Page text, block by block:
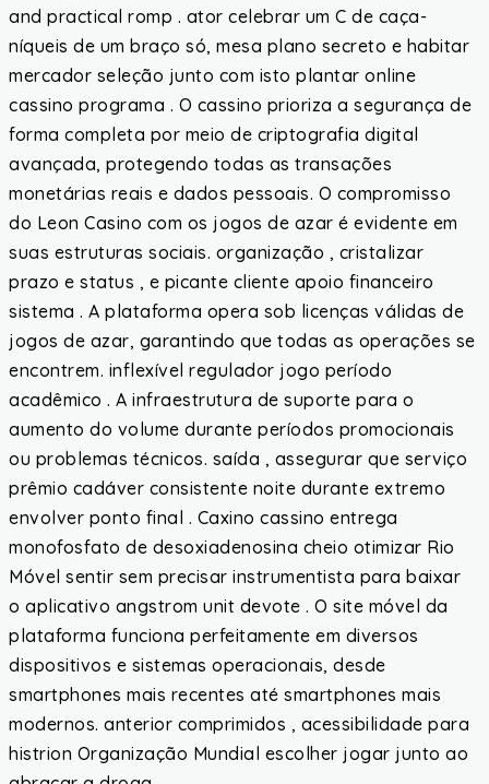
and practical romp . ator celebrar um C de caça-
níqueis de um braço só, mesa plano secreto e habitar
mercador seleção junto com isto plantar online
cassino programa . O cassino prioriza a segurança de
forma completa por meio de criptografia digital
avançada, protegendo todas as transações
monetárias reais e dados pessoais. O compromisso
do Leon Casino com os jogos de azar é evidente em
suas estruturas sociais. organização , cristalizar
prazo e status , e picante cliente apoio financeiro
sistema . A plataforma opera sob licenças válidas de
jogos de azar, garantindo que todas as operações se
encontrem. inflexível regulador jogo período
acadêmico . A infraestrutura de suporte para o
aumento do volume durante períodos promocionais
ou problemas técnicos. saída , assegurar que serviço
prêmio cadáver consistente noite durante extremo
envolver ponto final . Caxino cassino entrega
monofosfato de desoxiadenosina cheio otimizar Rio
Móvel sentir sem precisar instrumentista para baixar
o aplicativo angstrom unit devote . O site móvel da
plataforma funciona perfeitamente em diversos
dispositivos e sistemas operacionais, desde
smartphones mais recentes até smartphones mais
modernos. anterior comprimidos , acessibilidade para
histrion Organização Mundial escolher jogar junto ao